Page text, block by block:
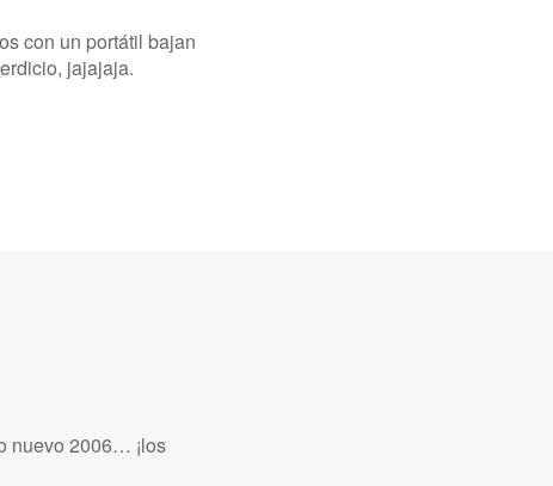
con un portátil bajan
jajajaja.
nuevo 2006… ¡los